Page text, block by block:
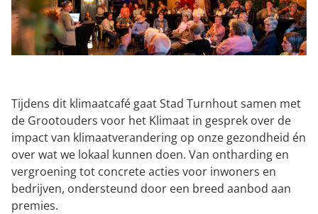
Tijdens dit klimaatcafé gaat Stad Turnhout samen met
de Grootouders voor het Klimaat in gesprek over de
impact van klimaatverandering op onze gezondheid én
over wat we lokaal kunnen doen. Van ontharding en
vergroening tot concrete acties voor inwoners en
bedrijven, ondersteund door een breed aanbod aan
premies.